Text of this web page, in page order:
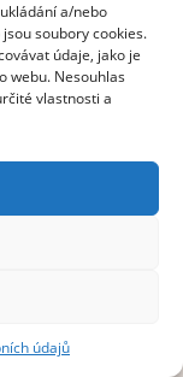
a/nebo
soubory cookies.
údaje, jako je
webu. Nesouhlas
vlastnosti a
údajů